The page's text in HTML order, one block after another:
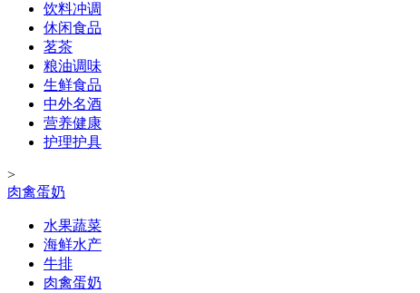
饮料冲调
休闲食品
茗茶
粮油调味
生鲜食品
中外名酒
营养健康
护理护具
>
肉禽蛋奶
水果蔬菜
海鲜水产
牛排
肉禽蛋奶